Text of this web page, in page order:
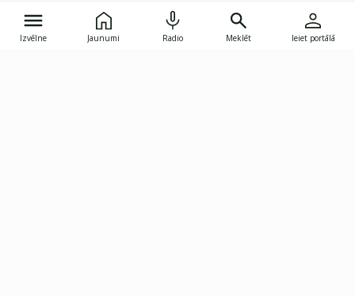
Izvēlne Jaunumi Radio Meklēt Ieiet portālā